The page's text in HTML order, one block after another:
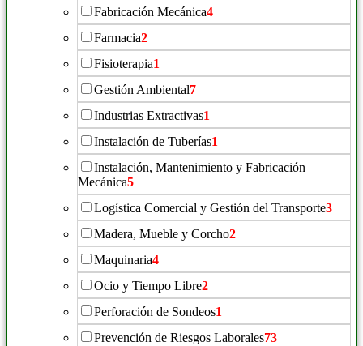
Fabricación Mecánica4
Farmacia2
Fisioterapia1
Gestión Ambiental7
Industrias Extractivas1
Instalación de Tuberías1
Instalación, Mantenimiento y Fabricación
Mecánica5
Logística Comercial y Gestión del Transporte3
Madera, Mueble y Corcho2
Maquinaria4
Ocio y Tiempo Libre2
Perforación de Sondeos1
Prevención de Riesgos Laborales73